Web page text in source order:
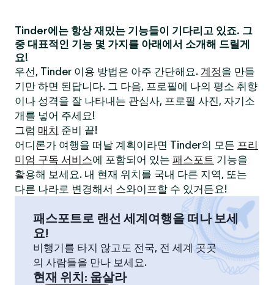
Tinder에는 항상 재밌는 기능들이 기다리고 있죠. 그
중 대표적인 기능 몇 가지를 아래에서 소개해 드릴게
요!
우선, Tinder 이용 방법은 아주 간단해요. 계정을 만들
기만 하면 된답니다. 그 다음, 프로필에 나의 평소 취향
이나 성격을 잘 나타내는 관심사, 프로필 사진, 자기소
개를 넣어 주세요!
그럼 매치 준비 끝!
어디론가 여행을 떠날 계획이라면 Tinder의 모든 프리
미엄 구독 서비스에 포함되어 있는 패스포트 기능을
활용해 보세요. 내 현재 위치를 국내 다른 지역, 또는
다른 나라로 변경해서 스와이프할 수 있거든요!
패스포트로 랜선 세계여행을 떠나 보세
요!
비행기를 타지 않고도 전국, 전 세계 곳곳
의 사람들을 만나 보세요.
현재 위치: 웁살라